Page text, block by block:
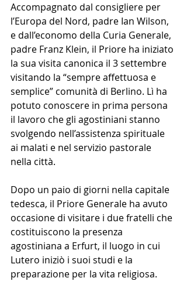
Accompagnato dal consigliere per
l’Europa del Nord, padre Ian Wilson,
e dall’economo della Curia Generale,
padre Franz Klein, il Priore ha iniziato
la sua visita canonica il 3 settembre
visitando la “sempre affettuosa e
semplice” comunità di Berlino. Lì ha
potuto conoscere in prima persona
il lavoro che gli agostiniani stanno
svolgendo nell’assistenza spirituale
ai malati e nel servizio pastorale
nella città.
Dopo un paio di giorni nella capitale
tedesca, il Priore Generale ha avuto
occasione di visitare i due fratelli che
costituiscono la presenza
agostiniana a Erfurt, il luogo in cui
Lutero iniziò i suoi studi e la
preparazione per la vita religiosa.